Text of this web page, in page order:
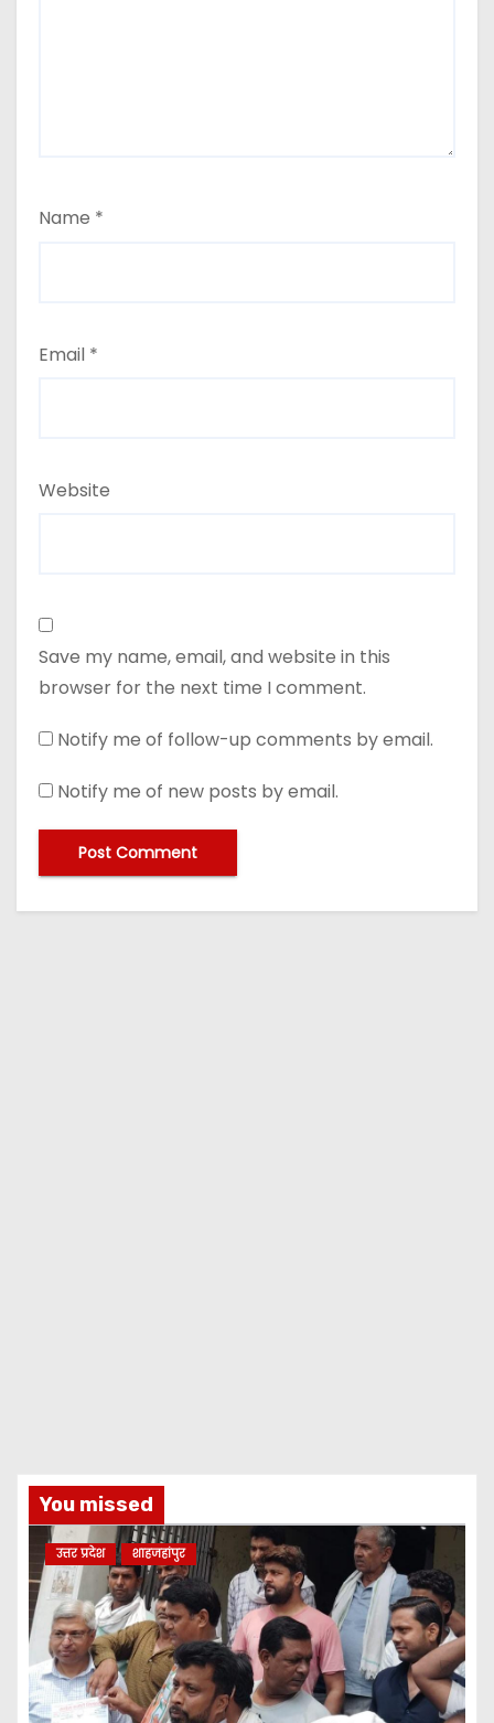
Name *
Email *
Website
Save my name, email, and website in this
browser for the next time I comment.
Notify me of follow-up comments by email.
Notify me of new posts by email.
You missed
उत्तर प्रदेश शाहजहांपुर